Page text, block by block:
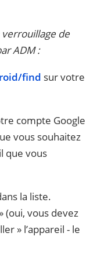
de
ADM :
find sur votre
compte Google
vous souhaitez
que vous
la liste.
(oui, vous devez
» l’appareil - le